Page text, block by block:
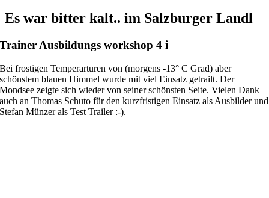
Es war bitter kalt.. im Salzburger Landl
Trainer Ausbildungs workshop 4 i
Bei frostigen Temperarturen von (morgens -13° C Grad) aber
schönstem blauen Himmel wurde mit viel Einsatz getrailt. Der
Mondsee zeigte sich wieder von seiner schönsten Seite. Vielen Dank
auch an Thomas Schuto für den kurzfristigen Einsatz als Ausbilder und
Stefan Münzer als Test Trailer :-).